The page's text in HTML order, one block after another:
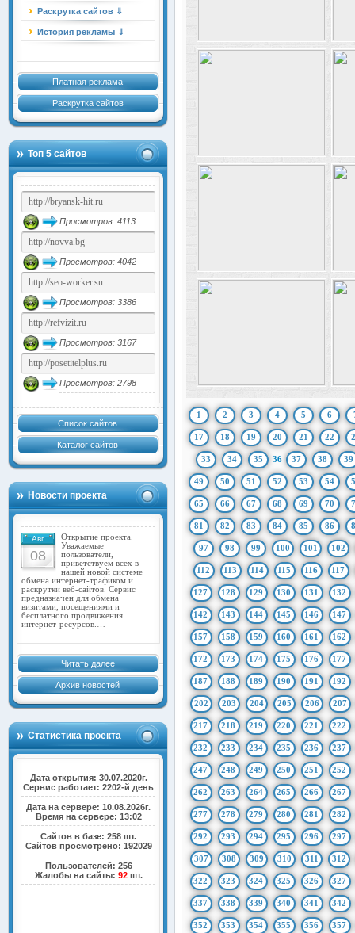
Раскрутка сайтов ⇓
История рекламы ⇓
Платная реклама
Раскрутка сайтов
Топ 5 сайтов
Просмотров: 4113
Просмотров: 4042
Просмотров: 3386
Просмотров: 3167
Просмотров: 2798
Список сайтов
Каталог сайтов
Новости проекта
Авг
08
Открытие проекта.
Уважаемые
пользователи,
приветствуем всех в
нашей новой системе
обмена интернет-трафиком и
раскрутки веб-сайтов. Сервис
предназначен для обмена
визитами, посещениями и
бесплатного продвижения
интернет-ресурсов.…
Читать далее
Архив новостей
Статистика проекта
Дата открытия: 30.07.2020г.
Сервис работает: 2202-й день
Дата на сервере: 10.08.2026г.
Время на сервере: 13:02
Сайтов в базе: 258 шт.
Сайтов просмотрено: 192029
Пользователей: 256
Жалобы на сайты: 92шт.
1 2 3 4 5 6
17 18 19 20 21 22
33 34 35 36 37 38 39
49 50 51 52 53 54
65 66 67 68 69 70
81 82 83 84 85 86
97 98 99 100 101 102
112 113 114 115 116 117
127 128 129 130 131 132
142 143 144 145 146 147
157 158 159 160 161 162
172 173 174 175 176 177
187 188 189 190 191 192
202 203 204 205 206 207
217 218 219 220 221 222
232 233 234 235 236 237
247 248 249 250 251 252
262 263 264 265 266 267
277 278 279 280 281 282
292 293 294 295 296 297
307 308 309 310 311 312
322 323 324 325 326 327
337 338 339 340 341 342
352 353 354 355 356 357